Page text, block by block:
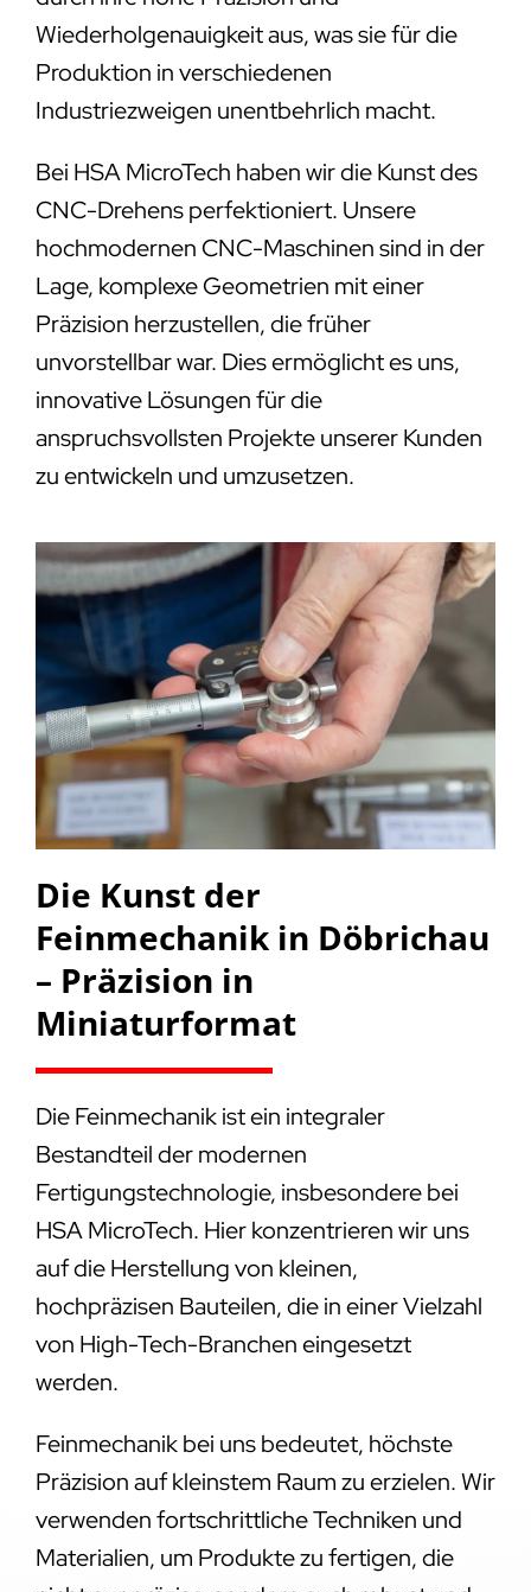
Wiederholgenauigkeit aus, was sie für die
Produktion in verschiedenen
Industriezweigen unentbehrlich macht.
Bei HSA MicroTech haben wir die Kunst des
CNC-Drehens perfektioniert. Unsere
hochmodernen CNC-Maschinen sind in der
Lage, komplexe Geometrien mit einer
Präzision herzustellen, die früher
unvorstellbar war. Dies ermöglicht es uns,
innovative Lösungen für die
anspruchsvollsten Projekte unserer Kunden
zu entwickeln und umzusetzen.
Die Kunst der
Feinmechanik in Döbrichau
– Präzision in
Miniaturformat
Die Feinmechanik ist ein integraler
Bestandteil der modernen
Fertigungstechnologie, insbesondere bei
HSA MicroTech. Hier konzentrieren wir uns
auf die Herstellung von kleinen,
hochpräzisen Bauteilen, die in einer Vielzahl
von High-Tech-Branchen eingesetzt
werden.
Feinmechanik bei uns bedeutet, höchste
Präzision auf kleinstem Raum zu erzielen. Wir
verwenden fortschrittliche Techniken und
Materialien, um Produkte zu fertigen, die